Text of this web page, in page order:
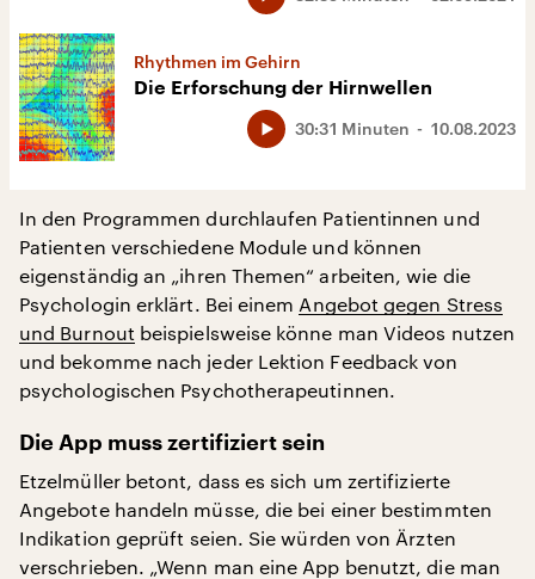
Rhythmen im Gehirn
Die Erforschung der Hirnwellen
10.08.2023
30:31 Minuten
In den Programmen durchlaufen Patientinnen und
Patienten verschiedene Module und können
eigenständig an „ihren Themen“ arbeiten, wie die
Psychologin erklärt. Bei einem Angebot gegen Stress
und Burnout beispielsweise könne man Videos nutzen
und bekomme nach jeder Lektion Feedback von
psychologischen Psychotherapeutinnen.
Die App muss zertifiziert sein
Etzelmüller betont, dass es sich um zertifizierte
Angebote handeln müsse, die bei einer bestimmten
Indikation geprüft seien. Sie würden von Ärzten
verschrieben. „Wenn man eine App benutzt, die man